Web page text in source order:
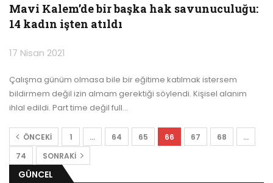
Mavi Kalem’de bir başka hak savunuculuğu:
14 kadın işten atıldı
17 Nisan 2021
Çalışma günüm olmasa bile bir eğitime katılmak istersem
bildirmem değil izin almam gerektiği söylendi. Kişisel alanım
ihlal edildi. Part time değil full…
ÖNCEKI 1 … 64 65 66 67 68
…
74
SONRAKI
GÜNCEL